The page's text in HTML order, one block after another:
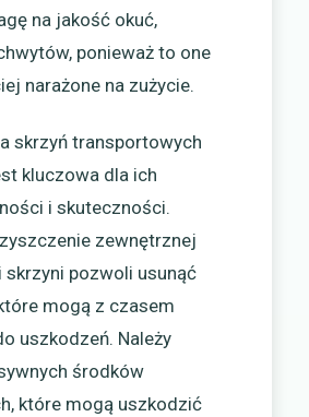
na jakość okuć,
ponieważ to one
narażone na zużycie.
skrzyń transportowych
kluczowa dla ich
i skuteczności.
zewnętrznej
skrzyni pozwoli usunąć
mogą z czasem
uszkodzeń. Należy
środków
które mogą uszkodzić